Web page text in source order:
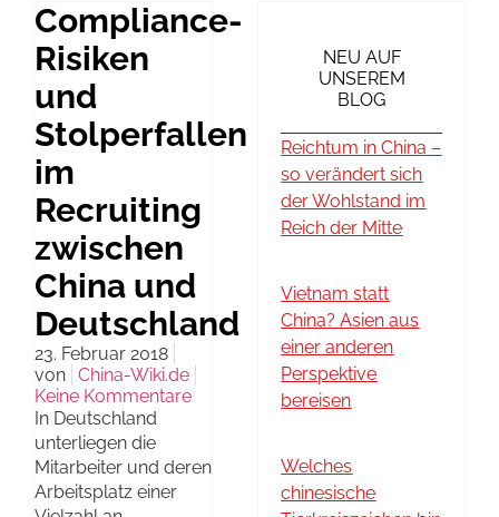
Compliance-
Risiken
und
Stolperfallen
im
Recruiting
zwischen
China und
Deutschland
23. Februar 2018
von China-Wiki.de
Keine Kommentare
In Deutschland
unterliegen die
Mitarbeiter und deren
Arbeitsplatz einer
NEU AUF
UNSEREM
BLOG
Reichtum in China –
so verändert sich
der Wohlstand im
Reich der Mitte
Vietnam statt
China? Asien aus
einer anderen
Perspektive
bereisen
Welches
chinesische